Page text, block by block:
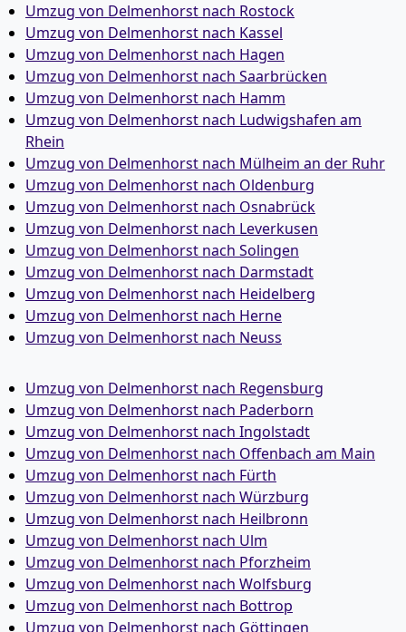
Umzug von Delmenhorst nach Rostock
Umzug von Delmenhorst nach Kassel
Umzug von Delmenhorst nach Hagen
Umzug von Delmenhorst nach Saarbrücken
Umzug von Delmenhorst nach Hamm
Umzug von Delmenhorst nach Ludwigshafen am
Rhein
Umzug von Delmenhorst nach Mülheim an der Ruhr
Umzug von Delmenhorst nach Oldenburg
Umzug von Delmenhorst nach Osnabrück
Umzug von Delmenhorst nach Leverkusen
Umzug von Delmenhorst nach Solingen
Umzug von Delmenhorst nach Darmstadt
Umzug von Delmenhorst nach Heidelberg
Umzug von Delmenhorst nach Herne
Umzug von Delmenhorst nach Neuss
Umzug von Delmenhorst nach Regensburg
Umzug von Delmenhorst nach Paderborn
Umzug von Delmenhorst nach Ingolstadt
Umzug von Delmenhorst nach Offenbach am Main
Umzug von Delmenhorst nach Fürth
Umzug von Delmenhorst nach Würzburg
Umzug von Delmenhorst nach Heilbronn
Umzug von Delmenhorst nach Ulm
Umzug von Delmenhorst nach Pforzheim
Umzug von Delmenhorst nach Wolfsburg
Umzug von Delmenhorst nach Bottrop
Umzug von Delmenhorst nach Göttingen